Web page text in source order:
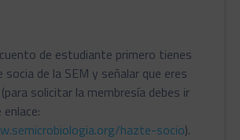
de estudiante primero tienes
socia de la SEM y señalar que eres
solicitar la membresía debes ir
hazte-socio).